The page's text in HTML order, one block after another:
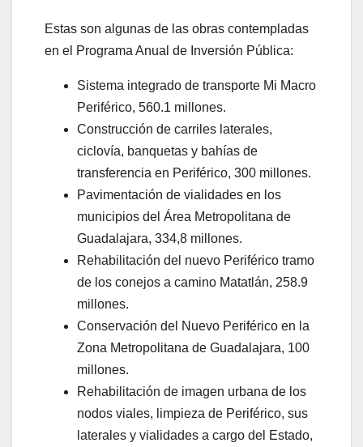
Estas son algunas de las obras contempladas
en el Programa Anual de Inversión Pública:
Sistema integrado de transporte Mi Macro
Periférico, 560.1 millones.
Construcción de carriles laterales,
ciclovía, banquetas y bahías de
transferencia en Periférico, 300 millones.
Pavimentación de vialidades en los
municipios del Área Metropolitana de
Guadalajara, 334,8 millones.
Rehabilitación del nuevo Periférico tramo
de los conejos a camino Matatlán, 258.9
millones.
Conservación del Nuevo Periférico en la
Zona Metropolitana de Guadalajara, 100
millones.
Rehabilitación de imagen urbana de los
nodos viales, limpieza de Periférico, sus
laterales y vialidades a cargo del Estado,